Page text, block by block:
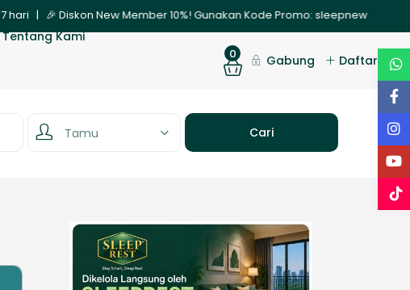
| 🎉 Diskon New Member 10%! Gunakan Kode Promo: sleepnew | ✨
Tentang Kami
0 Gabung Daftar
Tamu